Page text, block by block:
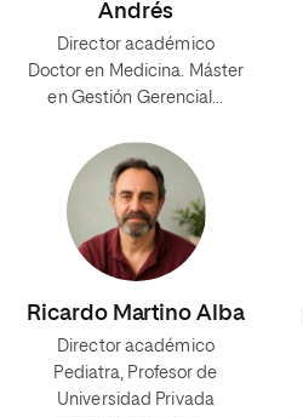
Andrés
Director académico
Doctor en Medicina. Máster
en Gestión Gerencial…
Ricardo Martino Alba
Director académico
Pediatra, Profesor de
Universidad Privada